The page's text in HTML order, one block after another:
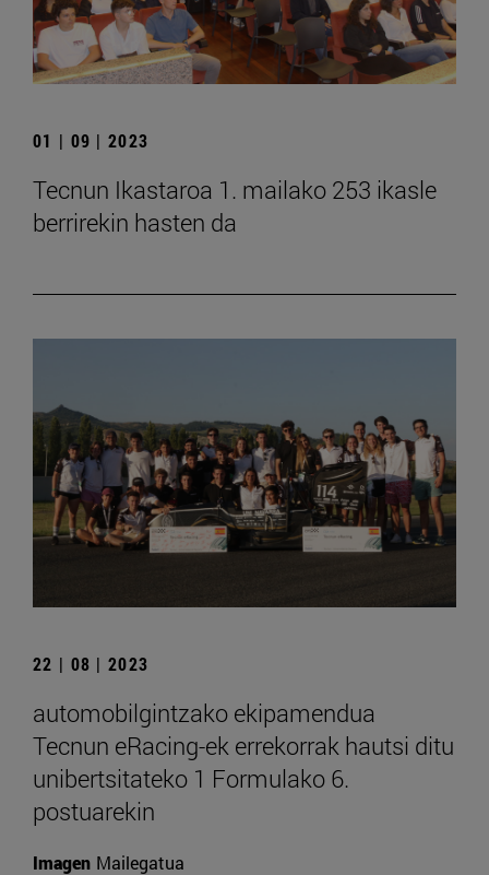
01 | 09 | 2023
Tecnun Ikastaroa 1. mailako 253 ikasle
berrirekin hasten da
22 | 08 | 2023
automobilgintzako ekipamendua
Tecnun eRacing-ek errekorrak hautsi ditu
unibertsitateko 1 Formulako 6.
postuarekin
Imagen Mailegatua